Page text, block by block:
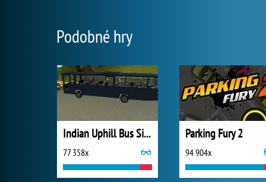
Podobné hry
Indian Uphill Bus Simulator 3D
77 358x
Parking Fury 2
94 904x